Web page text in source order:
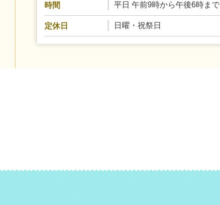
時間 平日 午前9時から午後6時まで
定休日 日曜・祝祭日